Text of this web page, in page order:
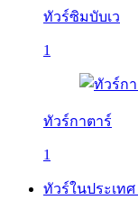
ทัวร์ซิมบับเว
1
ทัวร์กาตาร์
1
ทัวร์ในประเทศ